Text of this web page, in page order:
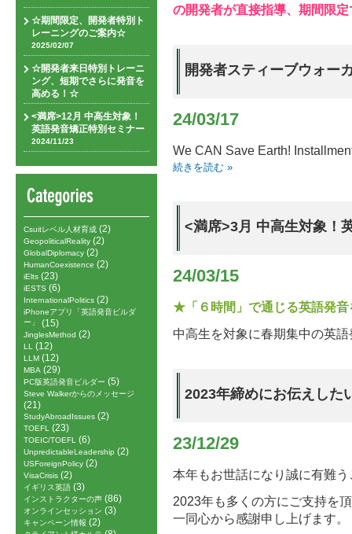
☆期間限定、開発者特別ト
レーニングのご案内☆
2025/02/07
☆開発者来日特別トレーニ
ング、短期でさらに発音を
高める！☆
<満席>12月 中高生対象！
英語発音矯正特別セミナー
2024/11/23
Csuitレベル人材育成 (2)
GeopoliticalReality (2)
GlobalDiplomacy (2)
HumanCoexistence (2)
iElts (23)
iESTS (6)
InternationalPolitics (2)
iPhoneアプリ「英語発音ビルダ
ー」 (15)
JinglesMethod (2)
LL (12)
LLM (12)
MBA (29)
PC版英語発音ビルダー (5)
Steve Walkerからのメッセージ
(21)
StudyAbroadIssues (2)
TOEFL (23)
TOEIC/TOEFL (6)
UnpredictableLeadership (2)
USForeignPolicy (2)
VisaCrisis (2)
イギリス英語 (3)
インストラクターの声 (86)
オンラインセッション (3)
キャンペーン情報 (2)
の開発者が直接指導、期間限
開発者スティーブウォー
24/03/17
We CAN Save Earth!
続きを読む »
<満席>3月 中高生対象！
24/03/15
★「６時間」で通じる英語発
中高生を対象に春期集中の英
2023年締めにお伝えした
23/12/29
本年もお世話になり誠に有難
2023年も多くの方にご支持を
一同心から感謝申し上げます。